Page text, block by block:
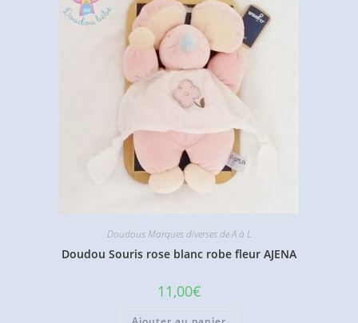
Doudous Marques diverses de A à L
Doudou Souris rose blanc robe fleur AJENA
11,00€